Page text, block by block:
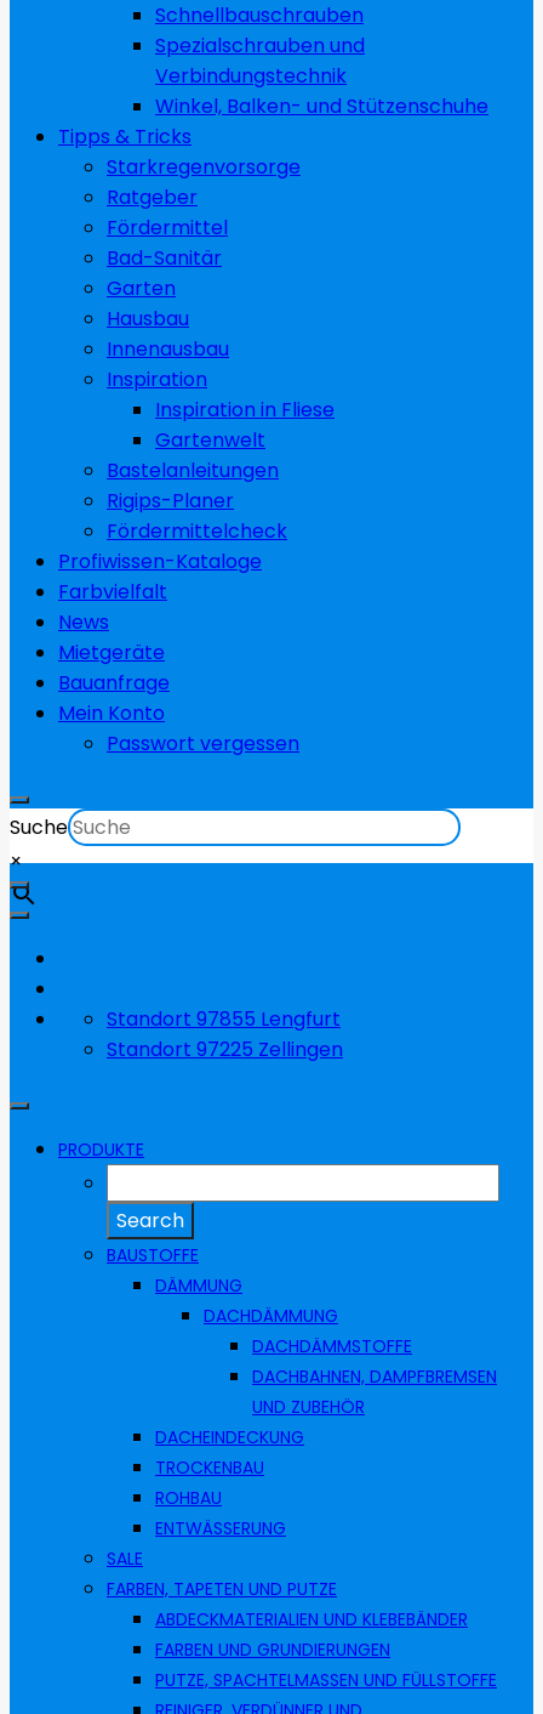
Schnellbauschrauben
Spezialschrauben und
Verbindungstechnik
Winkel, Balken- und Stützenschuhe
Tipps & Tricks
Starkregenvorsorge
Ratgeber
Fördermittel
Bad-Sanitär
Garten
Hausbau
Innenausbau
Inspiration
Inspiration in Fliese
Gartenwelt
Bastelanleitungen
Rigips-Planer
Fördermittelcheck
Profiwissen-Kataloge
Farbvielfalt
News
Mietgeräte
Bauanfrage
Mein Konto
Passwort vergessen
Suche
×
Standort 97855 Lengfurt
Standort 97225 Zellingen
PRODUKTE
BAUSTOFFE
DÄMMUNG
DACHDÄMMUNG
DACHDÄMMSTOFFE
DACHBAHNEN, DAMPFBREMSEN
UND ZUBEHÖR
DACHEINDECKUNG
TROCKENBAU
ROHBAU
ENTWÄSSERUNG
SALE
FARBEN, TAPETEN UND PUTZE
ABDECKMATERIALIEN UND KLEBEBÄNDER
FARBEN UND GRUNDIERUNGEN
PUTZE, SPACHTELMASSEN UND FÜLLSTOFFE